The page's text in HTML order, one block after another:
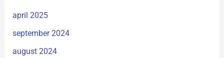
april 2025
september 2024
august 2024